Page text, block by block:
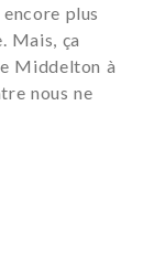
plus
Mais, ça
Middelton à
nous ne